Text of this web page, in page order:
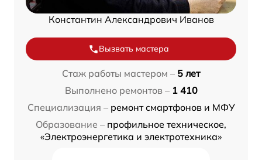
Константин Александрович Иванов
Вызвать мастера
Стаж работы мастером – 5 лет
Выполнено ремонтов – 1 410
Специализация – ремонт смартфонов и МФУ
Образование – профильное техническое,
«Электроэнергетика и электротехника»